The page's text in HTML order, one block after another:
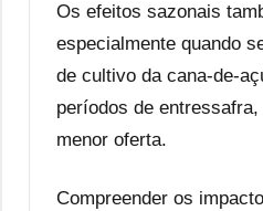
Os efeitos sazonais
especialmente quando
de cultivo da cana-de-
períodos de
menor oferta.
Compreender os